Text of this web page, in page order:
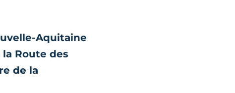
Aquitaine
Route des
de la